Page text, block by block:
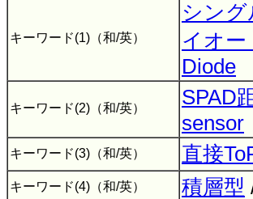
キーワード(1)（和/英）
シン
イオー
Diode
キーワード(2)（和/英） SPAD
sensor
キーワード(3)（和/英） 直接
キーワード(4)（和/英） 積層型